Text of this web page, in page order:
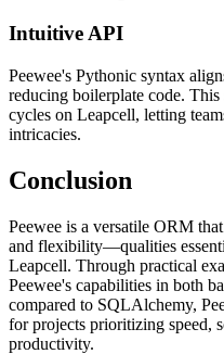
Intuitive API
Peewee's Pythonic syntax
reducing boilerplate code.
cycles on Leapcell, letting
intricacies.
Conclusion
Peewee is a versatile ORM
and flexibility—qualities
Leapcell. Through practical
Peewee's capabilities in both
compared to SQLAlchemy,
for projects prioritizing speed,
productivity.